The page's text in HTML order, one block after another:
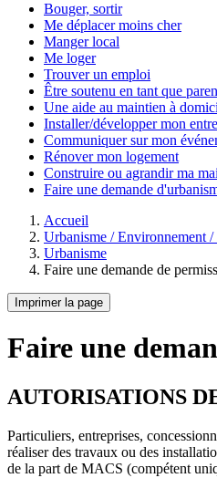
Bouger, sortir
Me déplacer moins cher
Manger local
Me loger
Trouver un emploi
Être soutenu en tant que
Une aide au maintien à
Installer/développer mon
Communiquer sur mon
Rénover mon logement
Construire ou agrandir ma
Faire une demande
Accueil
Urbanisme / Environnement /
Urbanisme
Faire une demande de
Imprimer la page
Faire une
AUTORISATIONS
Particuliers, entreprises,
réaliser des travaux ou des
de la part de MACS (compétent